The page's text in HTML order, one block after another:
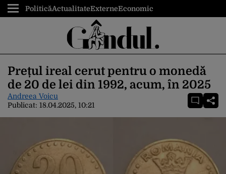
PoliticăActualitateExterneEconomic
Prețul ireal cerut pentru o monedă
de 20 de lei din 1992, acum, în 2025
Andreea Voicu
Publicat: 18.04.2025, 10:21